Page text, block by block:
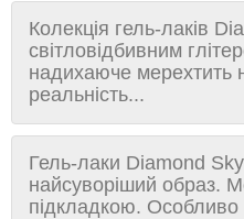
Колекція гель-лаків
світловідбивним
надихаюче мерехтить
реальність...
Гель-лаки Diamond
найсуворіший образ.
підкладкою. Особливо